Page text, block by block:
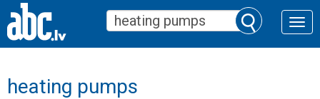
Toggle
heating pumps